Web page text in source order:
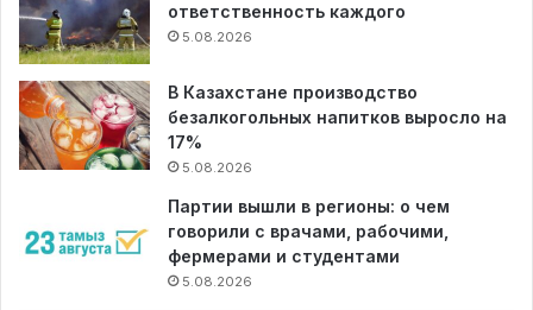
ответственность каждого
5.08.2026
В Казахстане производство
безалкогольных напитков выросло на
17%
5.08.2026
Партии вышли в регионы: о чем
говорили с врачами, рабочими,
фермерами и студентами
5.08.2026